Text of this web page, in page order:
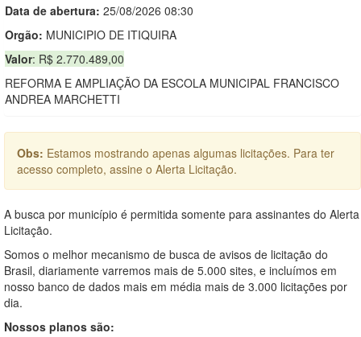
Data de abertura: 25/08/2026 08:30
Orgão: MUNICIPIO DE ITIQUIRA
Valor: R$ 2.770.489,00
REFORMA E AMPLIAÇÃO DA ESCOLA MUNICIPAL FRANCISCO
ANDREA MARCHETTI
Obs: Estamos mostrando apenas algumas licitações. Para ter
acesso completo, assine o Alerta Licitação.
A busca por município é permitida somente para assinantes do Alerta
Licitação.
Somos o melhor mecanismo de busca de avisos de licitação do
Brasil, diariamente varremos mais de 5.000 sites, e incluímos em
nosso banco de dados mais em média mais de 3.000 licitações por
dia.
Nossos planos são: